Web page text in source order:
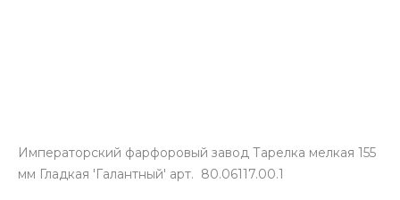
Императорский фарфоровый завод Тарелка мелкая 155
мм Гладкая 'Галантный' арт. 80.06117.00.1